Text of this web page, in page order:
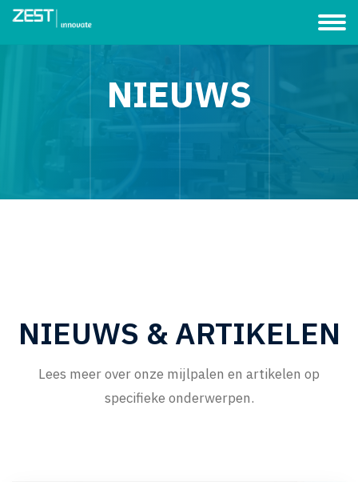
NIEUWS
NIEUWS & ARTIKELEN
Lees meer over onze mijlpalen en artikelen op
specifieke onderwerpen.